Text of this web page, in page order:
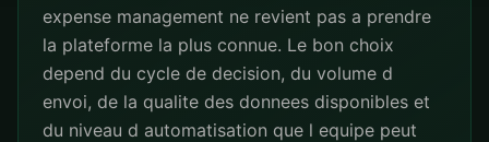
expense management ne revient pas a prendre
la plateforme la plus connue. Le bon choix
depend du cycle de decision, du volume d
envoi, de la qualite des donnees disponibles et
du niveau d automatisation que l equipe peut